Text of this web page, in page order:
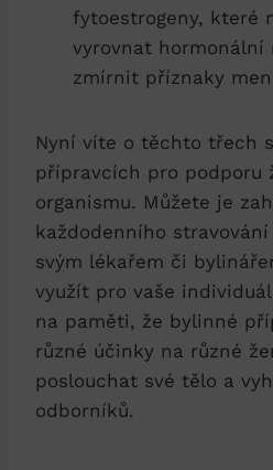
fytoestrogeny, které
vyrovnat hormonální
zmírnit příznaky
Nyní víte o těchto třech
přípravcích pro podporu
organismu. Můžete je
každodenního
svým lékařem či
využít pro vaše
na paměti, že bylinné
různé účinky na různé
poslouchat své tělo a
odborníků.